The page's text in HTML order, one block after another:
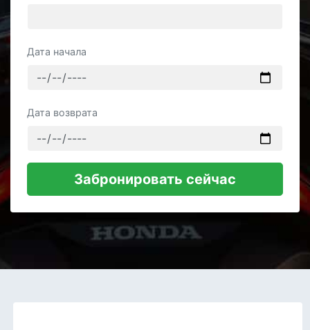
Дата начала
Дата возврата
Забронировать сейчас